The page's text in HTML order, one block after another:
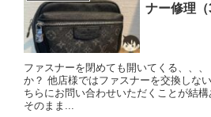
ナー修理（
ファスナーを閉めても開いてくる、、
か？ 他店様ではファスナーを交換しな
ちらにお問い合わせいただくことが結
そのまま...